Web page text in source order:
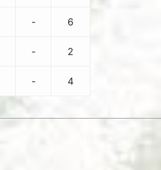
- 6
- 2
- 4